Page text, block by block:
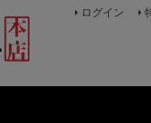
ログイン